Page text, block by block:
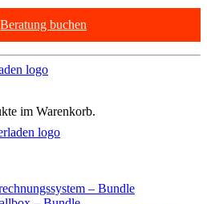
Beratung buchen
im Warenkorb.
– Bundle